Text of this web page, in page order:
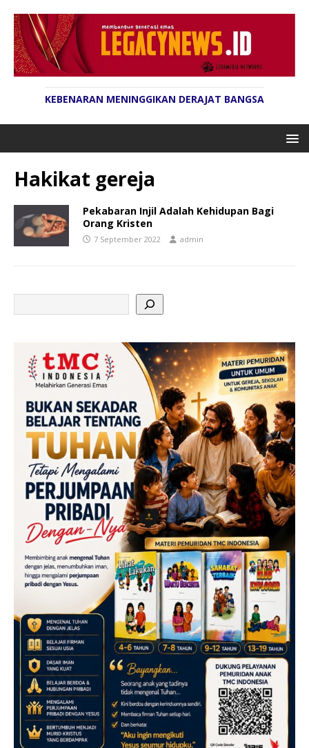
KEBENARAN MENINGGIKAN DERAJAT BANGSA
Hakikat gereja
Pekabaran Injil Adalah Kehidupan Bagi
Orang Kristen
7 September 2022 admin